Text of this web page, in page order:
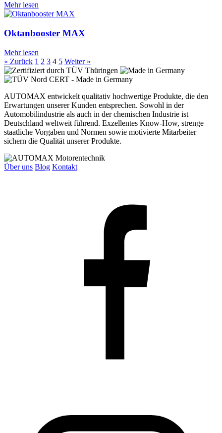
Mehr lesen
Oktanbooster MAX
Mehr lesen
« Zurück 1 2 3 4 5 Weiter »
AUTOMAX entwickelt qualitativ hochwertige Produkte, die den
Erwartungen unserer Kunden entsprechen. Sowohl in der
Automobilindustrie als auch in der chemischen Industrie ist
Deutschland weltweit führend. Exzellentes Know-How, strenge
staatliche Vorgaben und Normen sowie motivierte Mitarbeiter
sichern die Qualität unserer Produkte.
Über uns Blog Kontakt